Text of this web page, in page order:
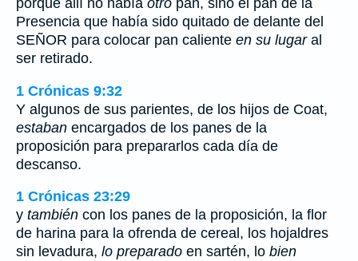
Presencia que había sido quitado de delante del
SEÑOR para colocar pan caliente en su lugaral
ser retirado.
1 Crónicas 9:32
Y algunos de sus parientes, de los hijos de Coat,
estaban encargados de los panes de la
proposición para prepararlos cada día de
descanso.
1 Crónicas 23:29
y también con los panes de la proposición, la flor
de harina para la ofrenda de cereal, los hojaldres
sin levadura, lo preparado en sartén, lo bien